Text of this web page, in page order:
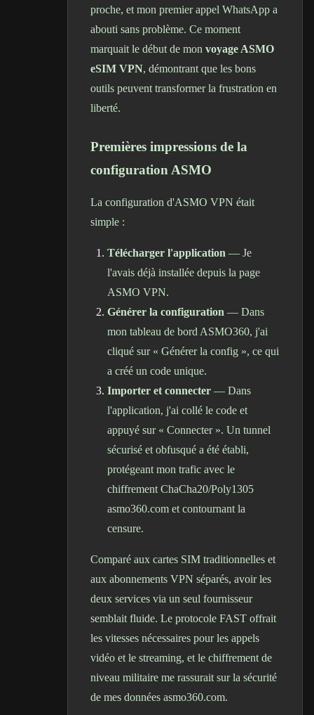
proche, et mon premier appel WhatsApp a
abouti sans problème. Ce moment
marquait le début de mon voyage ASMO
eSIM VPN, démontrant que les bons
outils peuvent transformer la frustration en
liberté.
Premières impressions de la
configuration ASMO
La configuration d'ASMO VPN était
simple :
Télécharger l'application — Je
l'avais déjà installée depuis la page
ASMO VPN.
Générer la configuration — Dans
mon tableau de bord ASMO360, j'ai
cliqué sur « Générer la config », ce qui
a créé un code unique.
Importer et connecter — Dans
l'application, j'ai collé le code et
appuyé sur « Connecter ». Un tunnel
sécurisé et obfusqué a été établi,
protégeant mon trafic avec le
chiffrement ChaCha20/Poly1305
asmo360.com et contournant la
censure.
Comparé aux cartes SIM traditionnelles et
aux abonnements VPN séparés, avoir les
deux services via un seul fournisseur
semblait fluide. Le protocole FAST offrait
les vitesses nécessaires pour les appels
vidéo et le streaming, et le chiffrement de
niveau militaire me rassurait sur la sécurité
de mes données asmo360.com.